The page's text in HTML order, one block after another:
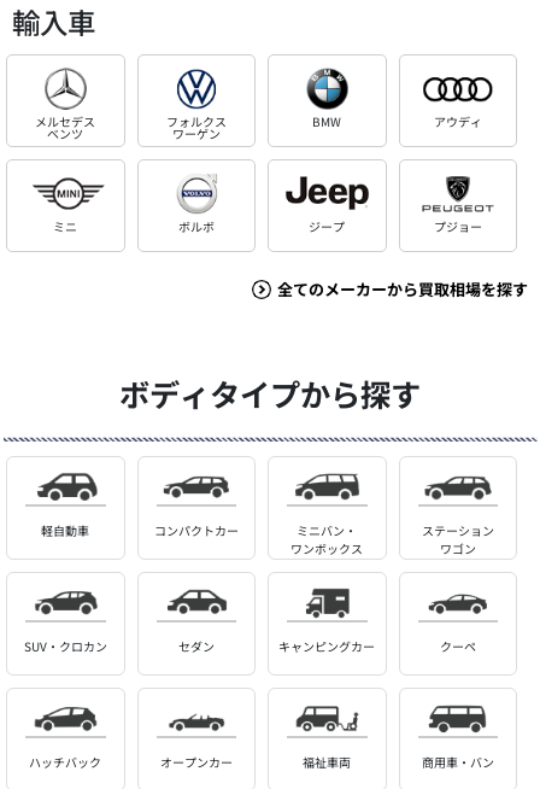
輸入車
メルセデス
ベンツ
フォルクス
ワーゲン
BMW アウディ
ミニ ボルボ ジープ プジョー
全てのメーカーから買取相場を探す
ボディタイプから探す
軽自動車 コンパクトカー
ミニバン・
ワンボックス
ステーション
ワゴン
SUV・クロカン セダン キャンピングカー クーペ
ハッチバック オープンカー 福祉車両 商用車・バン